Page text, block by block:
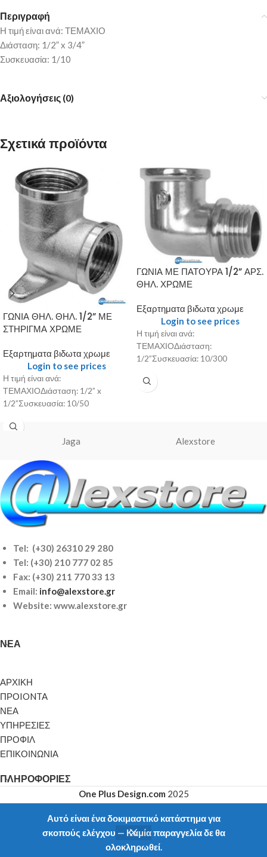
Αυτό είναι ένα δοκιμαστικό κατάστημα για
σκοπούς ελέγχου — Καμία παραγγελία δε θα
ολοκληρωθεί.
Περιγραφή
Η τιμή είναι ανά: ΤΕΜΑΧΙΟ
Διάσταση: 1/2” x 3/4”
Συσκευασία: 1/10
Αξιολογήσεις (0)
Σχετικά προϊόντα
ΓΩΝΙΑ ΘΗΛ. ΘΗΛ. 1/2” ΜΕ
ΣΤΗΡΙΓΜΑ ΧΡΩΜΕ
Εξαρτηματα βιδωτα χρωμε
Login to see prices
Η τιμή είναι ανά:
ΤΕΜΑΧΙΟΔιάσταση: 1/2” x
1/2”Συσκευασία: 10/50
ΓΩΝΙΑ ΜΕ ΠΑΤΟΥΡΑ 1/2” ΑΡΣ.
ΘΗΛ. ΧΡΩΜΕ
Εξαρτηματα βιδωτα χρωμε
Login to see prices
Η τιμή είναι ανά:
ΤΕΜΑΧΙΟΔιάσταση:
1/2”Συσκευασία: 10/300
Jaga Alexstore
Tel: (+30) 26310 29 280
Tel: (+30) 210 777 02 85
Fax: (+30) 211 770 33 13
Email: info@alexstore.gr
Website: www.alexstore.gr
ΝΈΑ
ΑΡΧΙΚΗ
ΠΡΟIONTA
ΝΕΑ
ΥΠΗΡΕΣΙΕΣ
ΠΡΟΦΙΛ
ΕΠΙΚΟΙΝΩΝΙΑ
ΠΛΗΡΟΦΟΡΊΕΣ
One Plus Design.com 2025